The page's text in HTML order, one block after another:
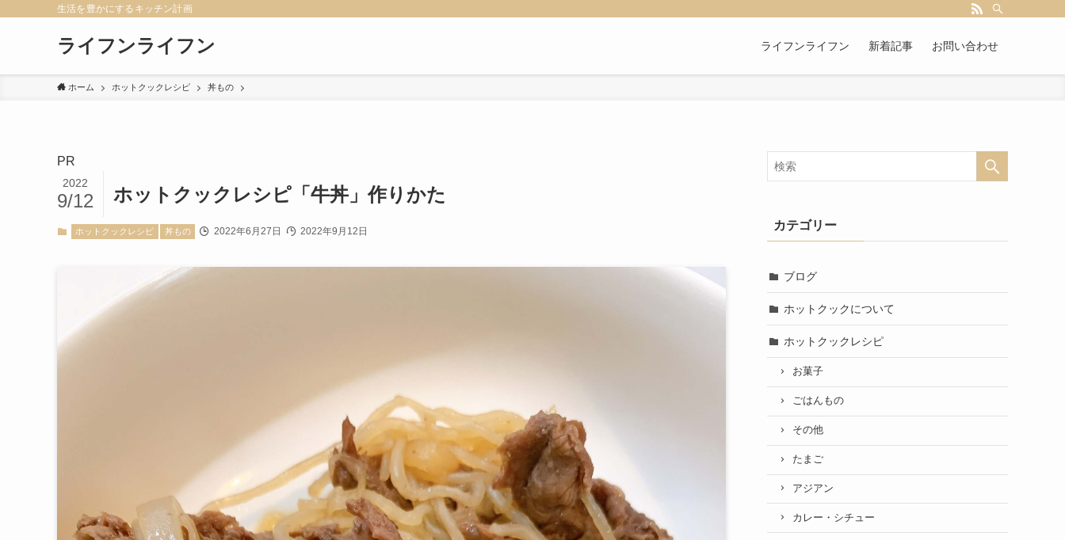
生活を豊かにするキッチン計画
ライフンライフン ライフンライフン 新着記事 お問い合わせ
ホーム ホットクックレシピ 丼もの
PR
ホットクックレシピ「牛丼」作りかた
2022
9/12
ホットクックレシピ 丼もの 2022年6月27日 2022年9月12日 カテゴリー
ブログ
ホットクックについて
ホットクックレシピ
お菓子
ごはんもの
その他
たまご
アジアン
カレー・シチュー